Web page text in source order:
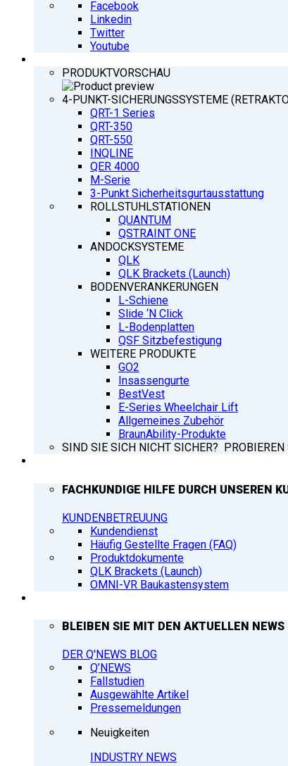
Facebook
Linkedin
Twitter
Youtube
PRODUKTVORSCHAU
4-PUNKT-SICHERUNGSSYSTEME
QRT-1 Series
QRT-350
QRT-550
INQLINE
QER 4000
M-Serie
3-Punkt Sicherheitsgurtausstattung
ROLLSTUHLSTATIONEN
QUANTUM
QSTRAINT ONE
ANDOCKSYSTEME
QLK
QLK Brackets (Launch)
BODENVERANKERUNGEN
L-Schiene
Slide ‘N Click
L-Bodenplatten
QSF Sitzbefestigung
WEITERE PRODUKTE
GO2
Insassengurte
BestVest
E-Series Wheelchair Lift
Allgemeines Zubehör
BraunAbility-Produkte
SIND SIE SICH NICHT SICHER? PROBIEREN
FACHKUNDIGE HILFE DURCH UNSEREN
KUNDENBETREUUNG
Kundendienst
Häufig Gestellte Fragen (FAQ)
Produktdokumente
QLK Brackets (Launch)
OMNI-VR Baukastensystem
BLEIBEN SIE MIT DEN AKTUELLEN
DER Q'NEWS BLOG
Q’NEWS
Fallstudien
Ausgewählte Artikel
Pressemeldungen
Neuigkeiten
INDUSTRY NEWS